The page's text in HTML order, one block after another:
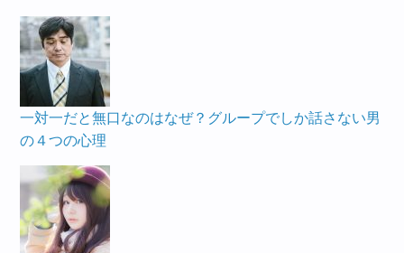
一対一だと無口なのはなぜ？グループでしか話さない男
の４つの心理